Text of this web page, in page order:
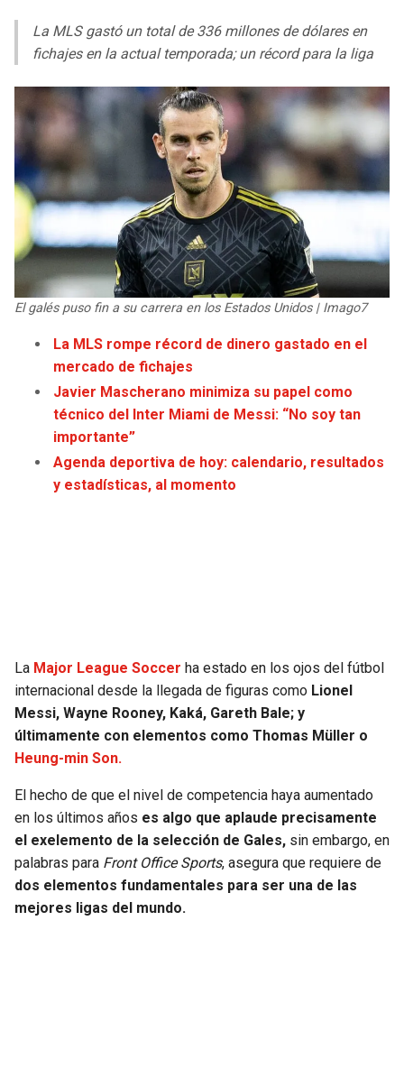
LEAGUES CUP
UEFA CONFERENCE LEAGUE
MLS
COPA SUDAMERICANA
LIGA BETPLAY
OTRAS LIGAS
RAIDERS
CHARGERS
RAVENS
BROWNS
STEELERS
COLTS
JAGUARS
TITANS
49ERS
SEAHAWKS
BEARS
CAVALIERS
PISTONS
PACERS
HAWKS
HORNETS
MAGIC
WIZARDS
WARRIORS
GRIZZLIES
PELICANS
SPURS
La MLS gastó un total de 336 millones de dólares en
fichajes en la actual temporada; un récord para la liga
El galés puso fin a su carrera en los Estados Unidos | Imago7
La MLS rompe récord de dinero gastado en el
mercado de fichajes
Javier Mascherano minimiza su papel como
técnico del Inter Miami de Messi: “No soy tan
importante”
Agenda deportiva de hoy: calendario, resultados
y estadísticas, al momento
La Major League Soccer ha estado en los ojos del fútbol
internacional desde la llegada de figuras como Lionel
Messi, Wayne Rooney, Kaká, Gareth Bale; y
últimamente con elementos como Thomas Müller o
Heung-min Son.
El hecho de que el nivel de competencia haya aumentado
en los últimos años es algo que aplaude precisamente
el exelemento de la selección de Gales, sin embargo, en
palabras para Front Office Sports, asegura que requiere de
dos elementos fundamentales para ser una de las
mejores ligas del mundo.